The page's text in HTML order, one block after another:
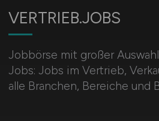
VERTRIEB.JOBS
Jobbörse mit großer
Jobs: Jobs im Vertrieb,
alle Branchen, Bereiche und